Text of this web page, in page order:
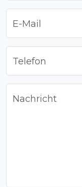
E-Mail
Telefon
Nachricht